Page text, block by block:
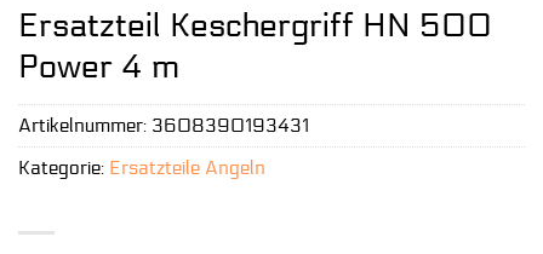
Ersatzteil Keschergriff HN 500
Power 4 m
Artikelnummer: 3608390193431
Kategorie: Ersatzteile Angeln